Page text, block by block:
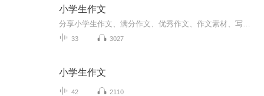
小学生作文
33 3027
小学生作文
42 2110